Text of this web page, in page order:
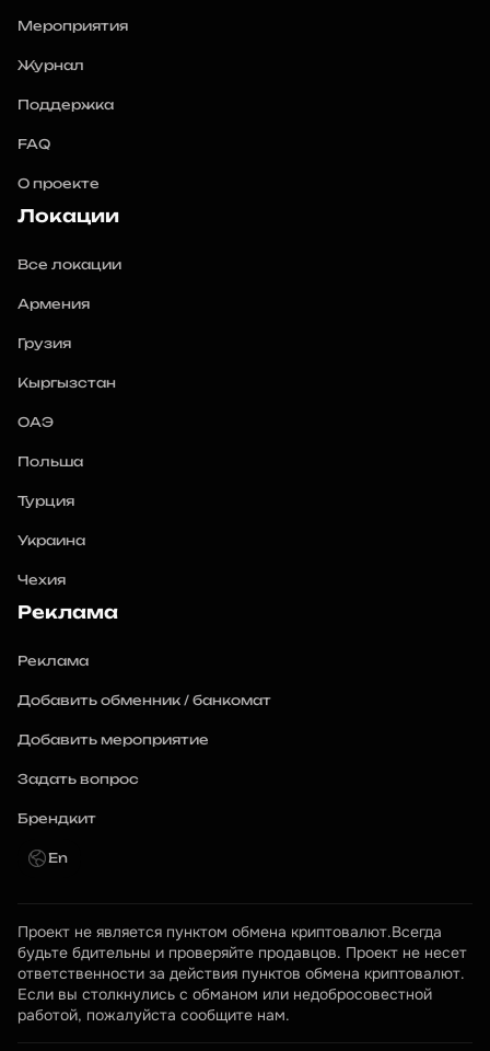
Мероприятия
Журнал
Поддержка
FAQ
О проекте
Локации
Все локации
Армения
Грузия
Кыргызстан
ОАЭ
Польша
Турция
Украина
Чехия
Реклама
Реклама
Добавить обменник / банкомат
Добавить мероприятие
Задать вопрос
Брендкит
En
Проект не является пунктом обмена криптовалют.Всегда
будьте бдительны и проверяйте продавцов. Проект не несет
ответственности за действия пунктов обмена криптовалют.
Если вы столкнулись с обманом или недобросовестной
работой, пожалуйста сообщите нам.